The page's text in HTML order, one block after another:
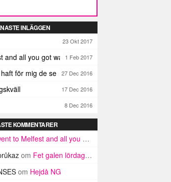
INLÄGGEN
23 Okt 2017
I went to Melfest and all you got was three lousy selfies
1 Feb 2017
Ungefär allt jag haft för mig de senaste dagarna
27 Dec 2016
17 Dec 2016
8 Dec 2016
KOMMENTARER
to Melfest and all you got was three lousy selfies
om Fet galen lördagskväll
om Hejdå NG